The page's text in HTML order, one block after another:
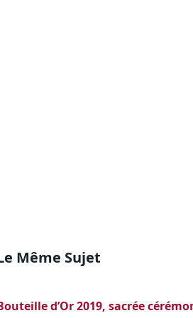
Même Sujet
d’Or 2019, sacrée